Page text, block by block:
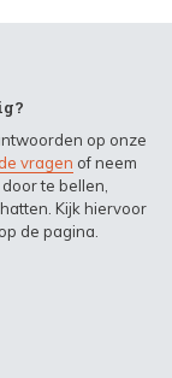
op onze
vragen of neem
te bellen,
Kijk hiervoor
de pagina.